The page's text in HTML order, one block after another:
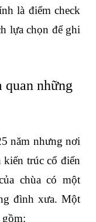
là điểm check
lựa chọn để ghi
quan những
năm nhưng nơi
kiến trúc cổ điển
chùa có một
đình xưa. Một
gồm: